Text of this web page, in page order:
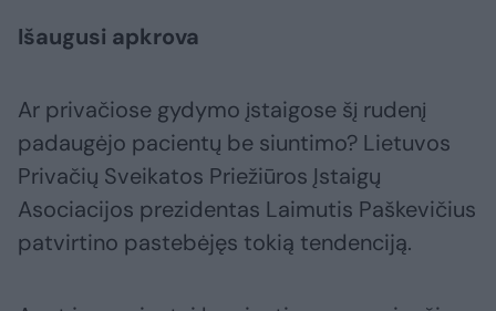
Išaugusi apkrova
Ar privačiose gydymo įstaigose šį rudenį
padaugėjo pacientų be siuntimo? Lietuvos
Privačių Sveikatos Priežiūros Įstaigų
Asociacijos prezidentas Laimutis Paškevičius
patvirtino pastebėjęs tokią tendenciją.